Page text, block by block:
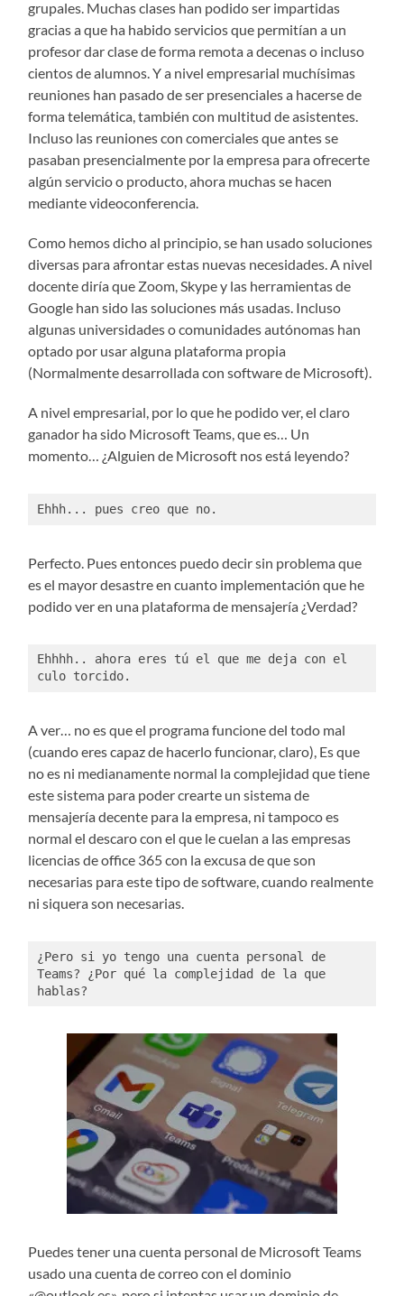
grupales. Muchas clases han podido ser impartidas
gracias a que ha habido servicios que permitían a un
profesor dar clase de forma remota a decenas o incluso
cientos de alumnos. Y a nivel empresarial muchísimas
reuniones han pasado de ser presenciales a hacerse de
forma telemática, también con multitud de asistentes.
Incluso las reuniones con comerciales que antes se
pasaban presencialmente por la empresa para ofrecerte
algún servicio o producto, ahora muchas se hacen
mediante videoconferencia.
Como hemos dicho al principio, se han usado soluciones
diversas para afrontar estas nuevas necesidades. A nivel
docente diría que Zoom, Skype y las herramientas de
Google han sido las soluciones más usadas. Incluso
algunas universidades o comunidades autónomas han
optado por usar alguna plataforma propia
(Normalmente desarrollada con software de Microsoft).
A nivel empresarial, por lo que he podido ver, el claro
ganador ha sido Microsoft Teams, que es… Un
momento… ¿Alguien de Microsoft nos está leyendo?
Ehhh... pues creo que no.
Perfecto. Pues entonces puedo decir sin problema que
es el mayor desastre en cuanto implementación que he
podido ver en una plataforma de mensajería ¿Verdad?
Ehhhh.. ahora eres tú el que me deja con el
culo torcido.
A ver… no es que el programa funcione del todo mal
(cuando eres capaz de hacerlo funcionar, claro), Es que
no es ni medianamente normal la complejidad que tiene
este sistema para poder crearte un sistema de
mensajería decente para la empresa, ni tampoco es
normal el descaro con el que le cuelan a las empresas
licencias de office 365 con la excusa de que son
necesarias para este tipo de software, cuando realmente
ni siquera son necesarias.
¿Pero si yo tengo una cuenta personal de
Teams? ¿Por qué la complejidad de la que
hablas?
Puedes tener una cuenta personal de Microsoft Teams
usado una cuenta de correo con el dominio